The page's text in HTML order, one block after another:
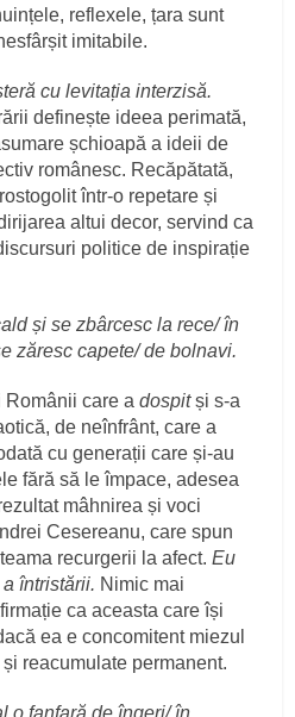
reflexele, țara sunt
imitabile.
cu levitația interzisă.
definește ideea perimată,
șchioapă a ideii de
românesc. Recăpătată,
într-o repetare și
altui decor, servind ca
politice de inspirație
și se zbârcesc la rece/ în
zăresc capete/ de bolnavi.
Românii care adospitși s-a
de neînfrânt, care a
cu generații care și-au
fără să le împace, adesea
mâhnirea și voci
Cesereanu, care spun
recurgerii la afect.Eu
întristării. Nimic mai
ca aceasta care își
ea e concomitent miezul
reacumulate permanent.
o fanfară de îngeri/ în